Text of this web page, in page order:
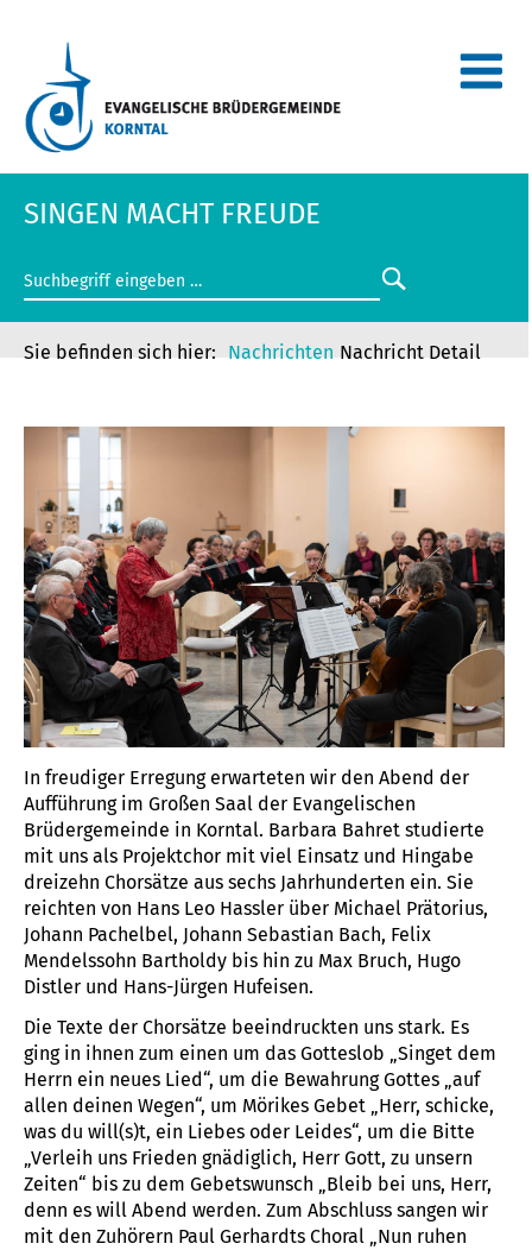
SINGEN MACHT FREUDE
Nachrichten Nachricht Detail
In freudiger Erregung erwarteten wir den Abend der
Aufführung im Großen Saal der Evangelischen
Brüdergemeinde in Korntal. Barbara Bahret studierte
mit uns als Projektchor mit viel Einsatz und Hingabe
dreizehn Chorsätze aus sechs Jahrhunderten ein. Sie
reichten von Hans Leo Hassler über Michael Prätorius,
Johann Pachelbel, Johann Sebastian Bach, Felix
Mendelssohn Bartholdy bis hin zu Max Bruch, Hugo
Distler und Hans-Jürgen Hufeisen.
Die Texte der Chorsätze beeindruckten uns stark. Es
ging in ihnen zum einen um das Gotteslob „Singet dem
Herrn ein neues Lied“, um die Bewahrung Gottes „auf
allen deinen Wegen“, um Mörikes Gebet „Herr, schicke,
was du will(s)t, ein Liebes oder Leides“, um die Bitte
„Verleih uns Frieden gnädiglich, Herr Gott, zu unsern
Zeiten“ bis zu dem Gebetswunsch „Bleib bei uns, Herr,
denn es will Abend werden. Zum Abschluss sangen wir
mit den Zuhörern Paul Gerhardts Choral „Nun ruhen